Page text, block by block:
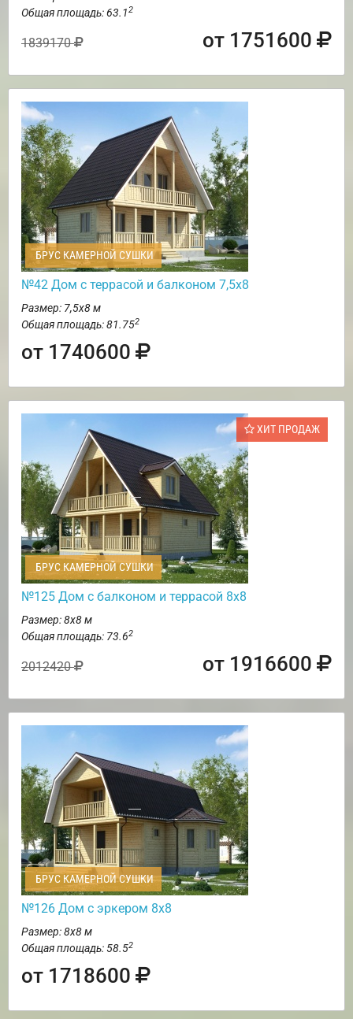
Общая площадь: 63.12
1839170 от 1751600
БРУС КАМЕРНОЙ СУШКИ
№42 Дом с террасой и балконом 7,5х8
Размер: 7,5х8 м
Общая площадь: 81.752
от 1740600
ХИТ ПРОДАЖ
БРУС КАМЕРНОЙ СУШКИ
№125 Дом с балконом и террасой 8х8
Размер: 8х8 м
Общая площадь: 73.62
2012420 от 1916600
БРУС КАМЕРНОЙ СУШКИ
№126 Дом с эркером 8х8
Размер: 8х8 м
Общая площадь: 58.52
от 1718600